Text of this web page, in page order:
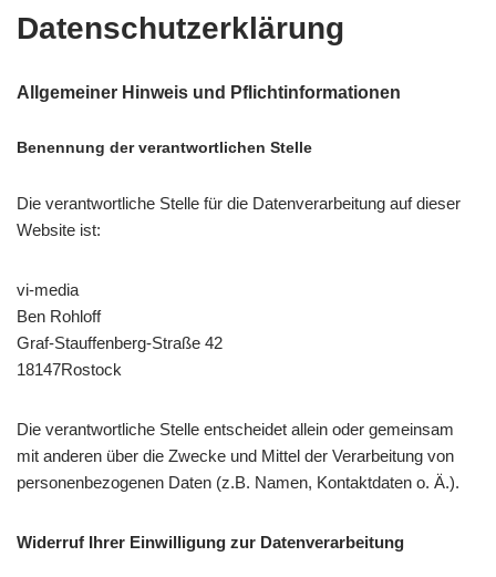
Datenschutzerklärung
Allgemeiner Hinweis und Pflichtinformationen
Benennung der verantwortlichen Stelle
Die verantwortliche Stelle für die Datenverarbeitung auf dieser
Website ist:
vi-media
Ben Rohloff
Graf-Stauffenberg-Straße 42
18147Rostock
Die verantwortliche Stelle entscheidet allein oder gemeinsam
mit anderen über die Zwecke und Mittel der Verarbeitung von
personenbezogenen Daten (z.B. Namen, Kontaktdaten o. Ä.).
Widerruf Ihrer Einwilligung zur Datenverarbeitung